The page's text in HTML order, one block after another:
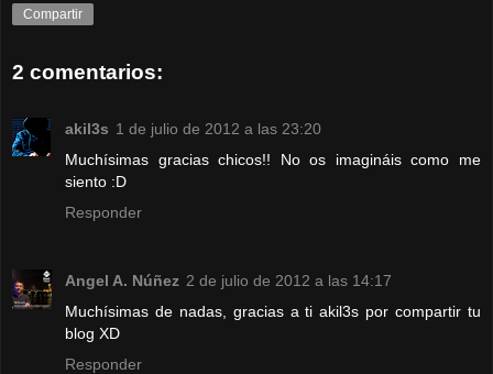
Compartir
2 comentarios:
akil3s 1 de julio de 2012 a las 23:20
Muchísimas gracias chicos!! No os imagináis como me
siento :D
Responder
Angel A. Núñez 2 de julio de 2012 a las 14:17
Muchísimas de nadas, gracias a ti akil3s por compartir tu
blog XD
Responder